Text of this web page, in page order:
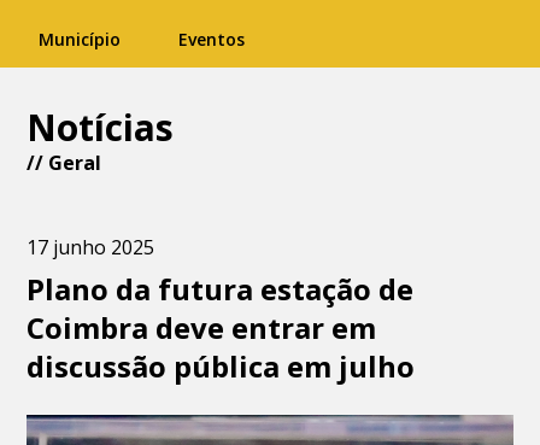
Município Eventos
Notícias
// Geral
17 junho 2025
Plano da futura estação de
Coimbra deve entrar em
discussão pública em julho